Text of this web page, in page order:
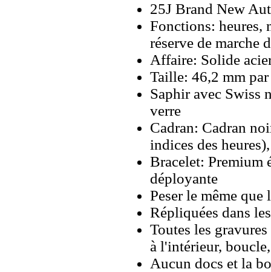
25J Brand New
Fonctions: heures,
réserve de marche
Affaire: Solide
Taille: 46,2 mm
Saphir avec Swiss
verre
Cadran: Cadran
indices des
Bracelet: Premium
déployante
Peser le même
Répliquées dans
Toutes les
à l'intérieur,
Aucun docs et la